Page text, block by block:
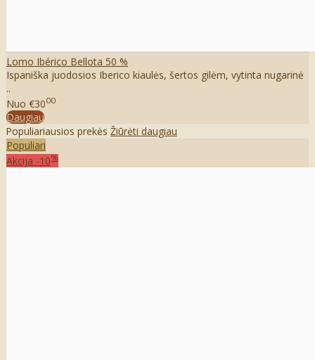
Lomo Ibérico Bellota 50 %
Ispaniška juodosios Iberico kiaulės, šertos gilėm, vytinta nugarinė
..
Nuo €3000
Daugiau
Populiariausios prekės Žiūrėti daugiau
Populiari
Akcija -10%